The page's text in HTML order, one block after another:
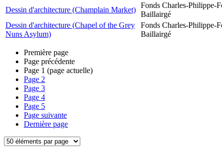
Dessin d'architecture (Champlain Market)
Fonds Charles-Philippe-
Baillairgé
Dessin d'architecture (Chapel of the Grey
Nuns Asylum)
Fonds Charles-Philippe-
Baillairgé
Première page
Page précédente
Page 1 (page actuelle)
Page 2
Page 3
Page 4
Page 5
Page suivante
Dernière page